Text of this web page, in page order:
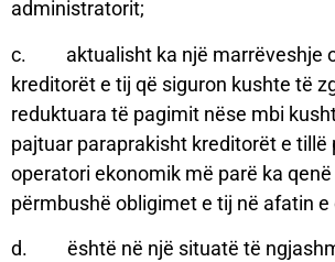
administratorit;
c. aktualisht ka një marrëveshje
kreditorët e tij që siguron kushte të
reduktuara të pagimit nëse mbi
pajtuar paraprakisht kreditorët e tillë
operatori ekonomik më parë ka
përmbushë obligimet e tij në afatin e
d. është në një situatë të